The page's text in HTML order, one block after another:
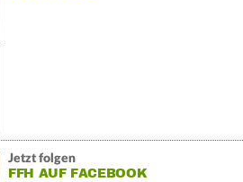
Jetzt folgen
FFH AUF FACEBOOK